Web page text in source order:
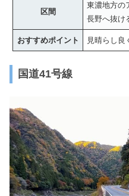
区間
東濃地方の
長野へ抜け
おすすめポイント 見晴らし良
国道41号線